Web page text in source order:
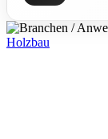
Holzbau